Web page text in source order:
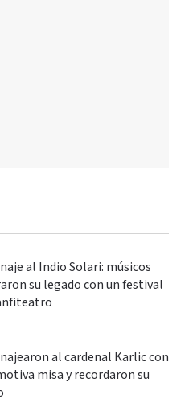
al Indio Solari: músicos
su legado con un festival
al cardenal Karlic con
misa y recordaron su